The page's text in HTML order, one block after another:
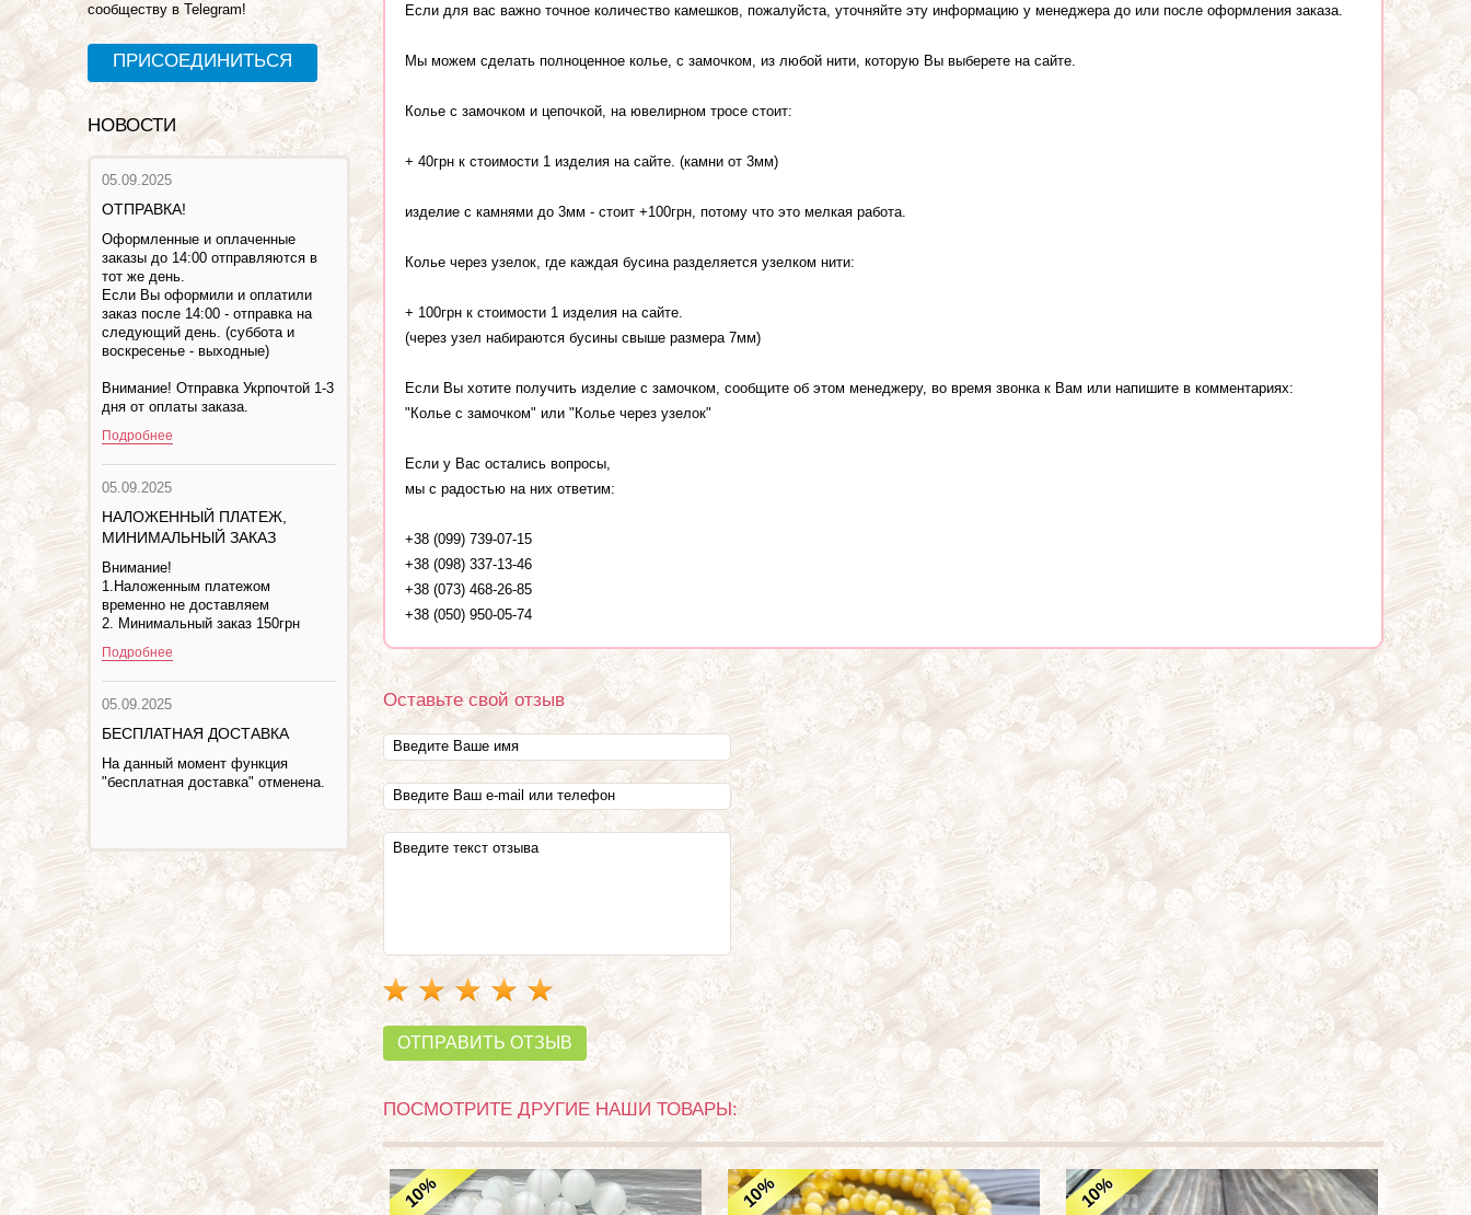
сообществу в Telegram!
ПРИСОЕДИНИТЬСЯ
НОВОСТИ
05.09.2025
ОТПРАВКА!
Оформленные и оплаченные
заказы до 14:00 отправляются в
тот же день.
Если Вы оформили и оплатили
заказ после 14:00 - отправка на
следующий день. (суббота и
воскресенье - выходные)
Внимание! Отправка Укрпочтой 1-3
дня от оплаты заказа.
Подробнее
05.09.2025
НАЛОЖЕННЫЙ ПЛАТЕЖ,
МИНИМАЛЬНЫЙ ЗАКАЗ
Внимание!
1.Наложенным платежом
временно не доставляем
2. Минимальный заказ 150грн
Подробнее
05.09.2025
БЕСПЛАТНАЯ ДОСТАВКА
На данный момент функция
"бесплатная доставка" отменена.
Если для вас важно точное количество камешков, пожалуйста, уточняйте эту информацию у менеджера до или после оформления заказа.
Мы можем сделать полноценное колье, с замочком, из любой нити, которую Вы выберете на сайте.
Колье с замочком и цепочкой, на ювелирном тросе стоит:
+ 40грн к стоимости 1 изделия на сайте. (камни от 3мм)
изделие с камнями до 3мм - стоит +100грн, потому что это мелкая работа.
Колье через узелок, где каждая бусина разделяется узелком нити:
+ 100грн к стоимости 1 изделия на сайте.
(через узел набираются бусины свыше размера 7мм)
Если Вы хотите получить изделие с замочком, сообщите об этом менеджеру, во время звонка к Вам или напишите в комментариях:
"Колье с замочком" или "Колье через узелок"
Если у Вас остались вопросы,
мы с радостью на них ответим:
+38 (099) 739-07-15
+38 (098) 337-13-46
+38 (073) 468-26-85
+38 (050) 950-05-74
Оставьте свой отзыв
ОТПРАВИТЬ ОТЗЫВ
ПОСМОТРИТЕ ДРУГИЕ НАШИ ТОВАРЫ:
10% 10% 10%